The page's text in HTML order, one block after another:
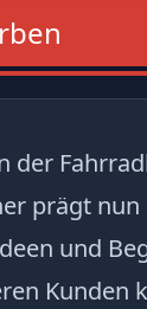
der
prägt
und
Kunden